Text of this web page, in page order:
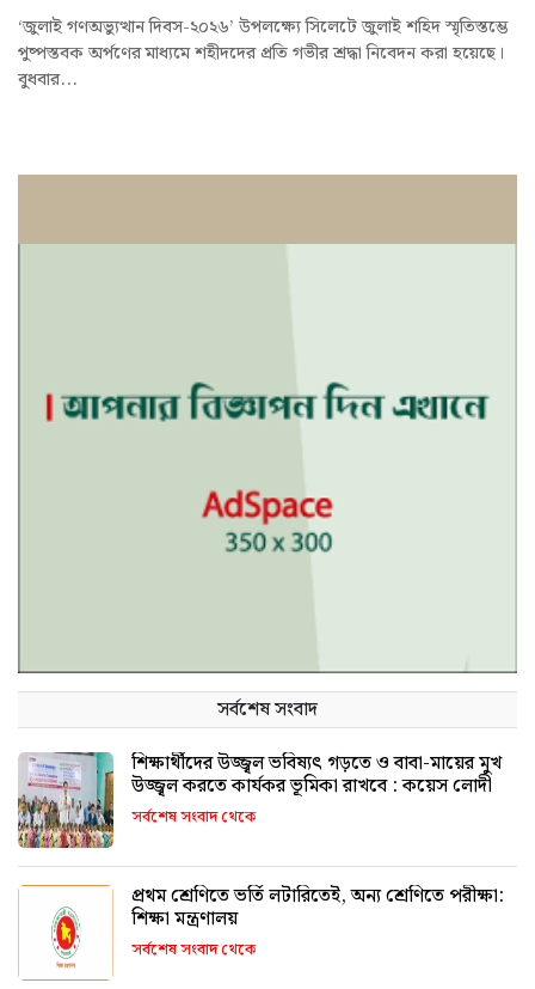
‘জুলাই গণঅভ্যুত্থান দিবস-২০২৬’ উপলক্ষ্যে সিলেটে জুলাই শহিদ স্মৃতিস্তম্ভে
পুষ্পস্তবক অর্পণের মাধ্যমে শহীদদের প্রতি গভীর শ্রদ্ধা নিবেদন করা হয়েছে।
বুধবার...
সর্বশেষ সংবাদ
শিক্ষার্থীদের উজ্জ্বল ভবিষ্যৎ গড়তে ও বাবা-মায়ের মুখ
উজ্জ্বল করতে কার্যকর ভূমিকা রাখবে : কয়েস লোদী
সর্বশেষ সংবাদ থেকে
প্রথম শ্রেণিতে ভর্তি লটারিতেই, অন্য শ্রেণিতে পরীক্ষা:
শিক্ষা মন্ত্রণালয়
সর্বশেষ সংবাদ থেকে